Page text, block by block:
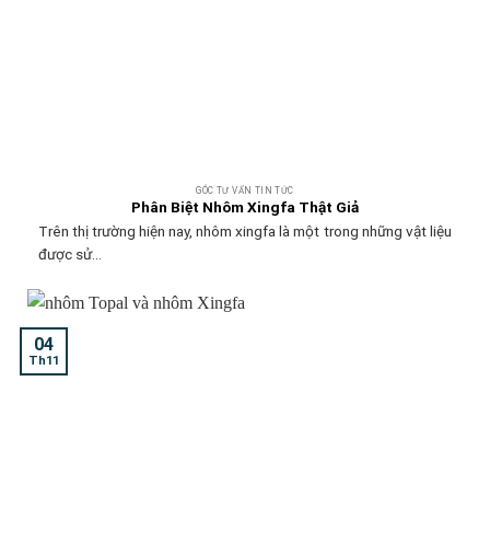
GÓC TƯ VẤN TIN TỨC
Phân Biệt Nhôm Xingfa Thật Giả
Trên thị trường hiện nay, nhôm xingfa là một trong những vật liệu
được sử...
04
Th11